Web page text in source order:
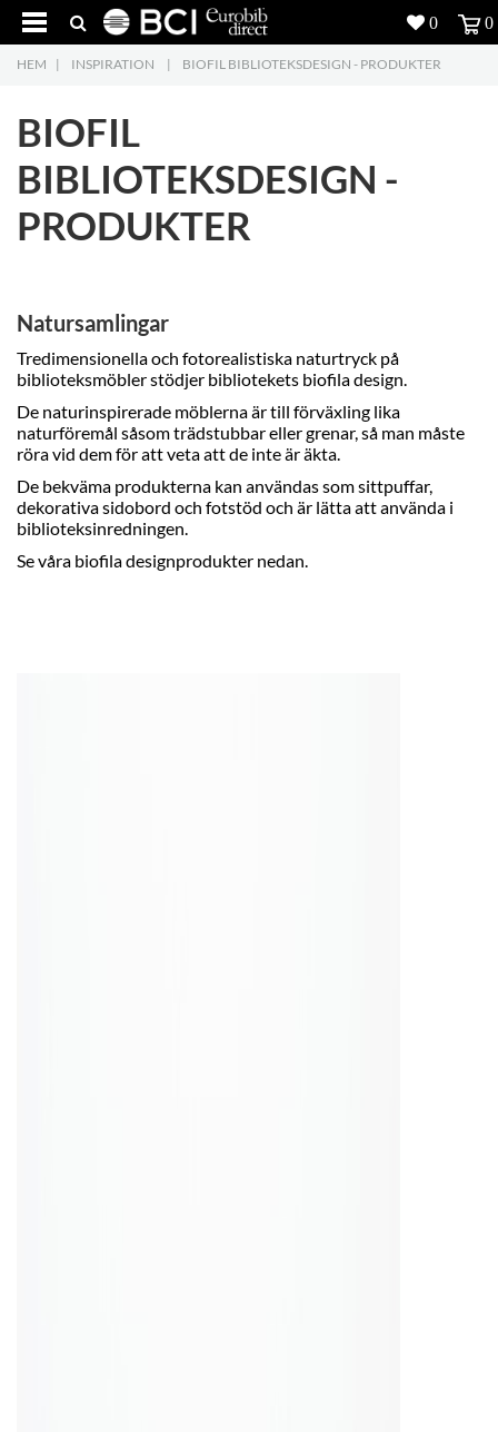
4
Produkter
Projekt
Inspiration
Nedladdning
5
Kontakt
HEM | INSPIRATION | BIOFIL BIBLIOTEKSDESIGN - PRODUKTER
BIOFIL
BIBLIOTEKSDESIGN -
PRODUKTER
Natursamlingar
Tredimensionella och fotorealistiska naturtryck på
biblioteksmöbler stödjer bibliotekets biofila design.
De naturinspirerade möblerna är till förväxling lika
naturföremål såsom trädstubbar eller grenar, så man måste
röra vid dem för att veta att de inte är äkta.
De bekväma produkterna kan användas som sittpuffar,
dekorativa sidobord och fotstöd och är lätta att använda i
biblioteksinredningen.
Se våra biofila designprodukter nedan.
0 0